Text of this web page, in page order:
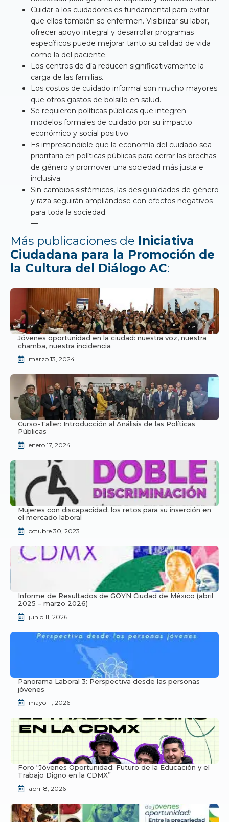
Cuidar a los cuidadores es fundamental para evitar
que ellos también se enfermen. Visibilizar su labor,
ofrecer apoyo integral y desarrollar programas
específicos puede mejorar tanto su calidad de vida
como la del paciente.
Los centros de día reducen significativamente la
carga de las familias.
Los costos de cuidado informal son mucho mayores
que otros gastos de bolsillo en salud.
Se requieren políticas públicas que integren
modelos formales de cuidado por su impacto
económico y social positivo.
Es imprescindible que la economía del cuidado sea
prioritaria en políticas públicas para cerrar las brechas
de género y promover una sociedad más justa e
inclusiva.
Sin cambios sistémicos, las desigualdades de género
y raza seguirán ampliándose con efectos negativos
para toda la sociedad.
—
Más publicaciones de Iniciativa
Ciudadana para la Promoción de
la Cultura del Diálogo AC:
Jóvenes oportunidad en la ciudad: nuestra voz, nuestra
chamba, nuestra incidencia
marzo 13, 2024
Curso-Taller: Introducción al Análisis de las Políticas
Públicas
enero 17, 2024
Mujeres con discapacidad; los retos para su inserción en
el mercado laboral
octubre 30, 2023
Informe de Resultados de GOYN Ciudad de México (abril
2025 – marzo 2026)
junio 11, 2026
Panorama Laboral 3: Perspectiva desde las personas
jóvenes
mayo 11, 2026
Foro “Jóvenes Oportunidad: Futuro de la Educación y el
Trabajo Digno en la CDMX”
abril 8, 2026